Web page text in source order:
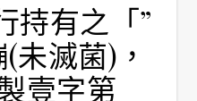
持有之「”
未滅菌)，
壹字第